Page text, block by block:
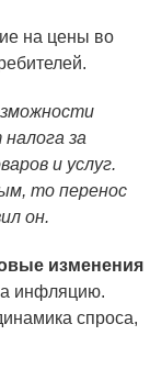
на цены во
за
и услуг.
то перенос
он.
изменения
инфляцию.
спроса,